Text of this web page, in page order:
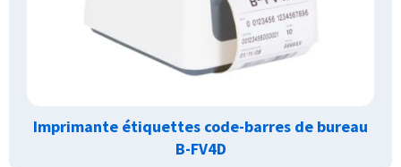
Imprimante étiquettes code-barres de bureau
B-FV4D